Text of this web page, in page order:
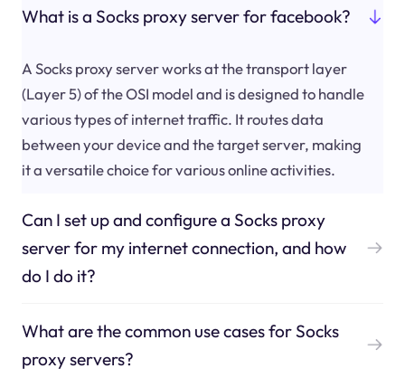
What is a Socks proxy server for facebook?
A Socks proxy server works at the transport layer
(Layer 5) of the OSI model and is designed to handle
various types of internet traffic. It routes data
between your device and the target server, making
it a versatile choice for various online activities.
Can I set up and configure a Socks proxy
server for my internet connection, and how
do I do it?
What are the common use cases for Socks
proxy servers?